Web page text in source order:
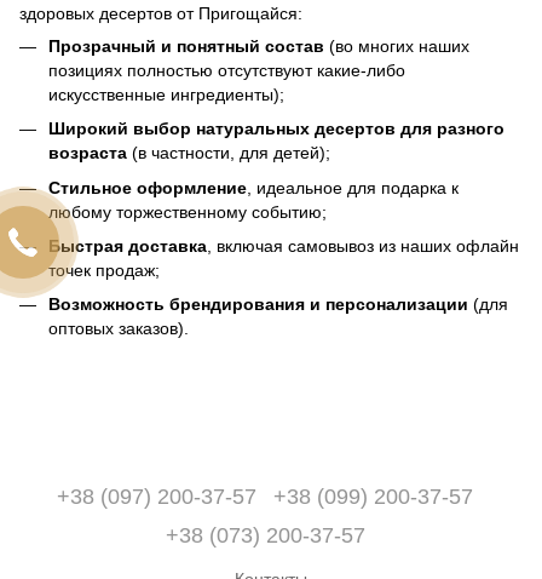
здоровых десертов от Пригoщайся:
Прозрачный и понятный состав (во многих наших
позициях полностью отсутствуют какие-либо
искусственные ингредиенты);
Широкий выбор натуральных десертов для разного
возраста (в частности, для детей);
Стильное оформление , идеальное для подарка к
любому торжественному событию;
Быстрая доставка , включая самовывоз из наших офлайн
точек продаж;
Возможность брендирования и персонализации (для
оптовых заказов).
+38 (097) 200-37-57
+38 (099) 200-37-57
+38 (073) 200-37-57